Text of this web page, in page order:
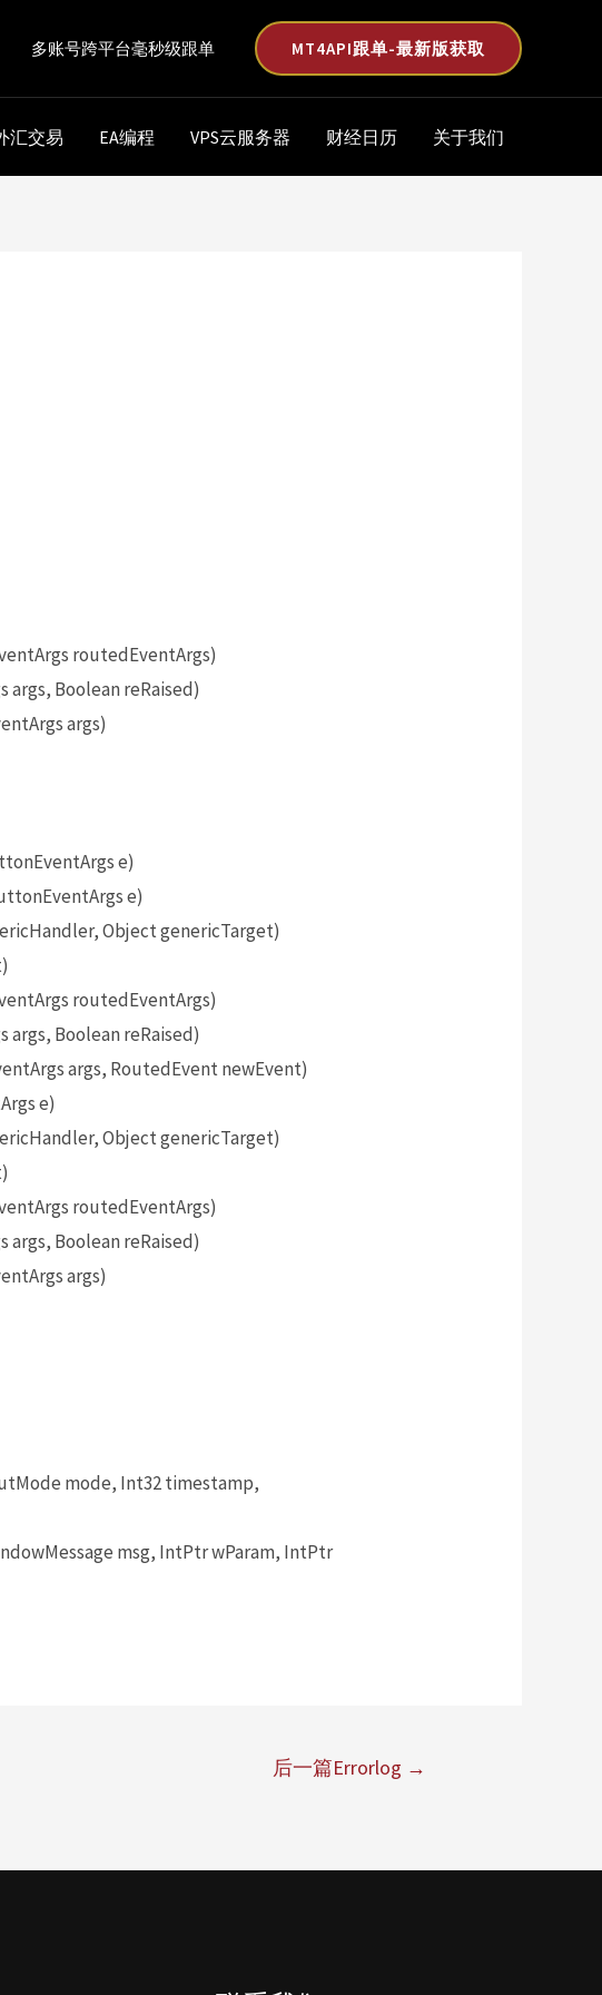
多账号跨平台毫秒级跟单 MT4API跟单-最新版获取
汇交易 EA编程 VPS云服务器 财经日历 关于我们
routedEventArgs)
Boolean reRaised)
args)
e)
e)
Object genericTarget)
routedEventArgs)
Boolean reRaised)
args, RoutedEvent newEvent)
e)
Object genericTarget)
routedEventArgs)
Boolean reRaised)
args)
mode, Int32 timestamp,
msg, IntPtr wParam, IntPtr
后一篇Errorlog →